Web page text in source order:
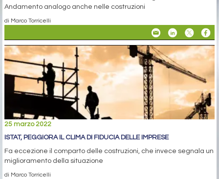
Andamento analogo anche nelle costruzioni
di Marco Torricelli
25 marzo 2022
ISTAT, PEGGIORA IL CLIMA DI FIDUCIA DELLE IMPRESE
Fa eccezione il comparto delle costruzioni, che invece segnala un
miglioramento della situazione
di Marco Torricelli